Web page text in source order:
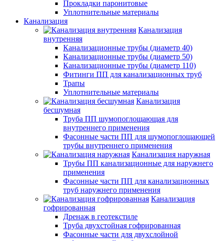
Прокладки паронитовые
Уплотнительные материалы
Канализация
Канализация
внутренняя
Канализационные трубы (диаметр 40)
Канализационные трубы (диаметр 50)
Канализационные трубы (диаметр 110)
Фитинги ПП для канализационных труб
Трапы
Уплотнительные материалы
Канализация
бесшумная
Труба ПП шумопоглощающая для
внутреннего применения
Фасонные части ПП для шумопоглощающей
трубы внутреннего применения
Канализация наружная
Трубы ПП канализационные для наружнего
применения
Фасонные части ПП для канализационных
труб наружнего применения
Канализация
гофрированная
Дренаж в геотекстиле
Труба двухстойная гофрированная
Фасонные части для двухслойной